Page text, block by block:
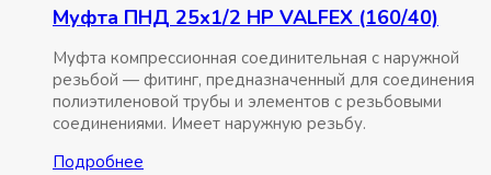
Муфта ПНД 25х1/2 НР VALFEX (160/40)
Муфта компрессионная соединительная c наружной
резьбой — фитинг, предназначенный для соединения
полиэтиленовой трубы и элементов с резьбовыми
соединениями. Имеет наружную резьбу.
Подробнее